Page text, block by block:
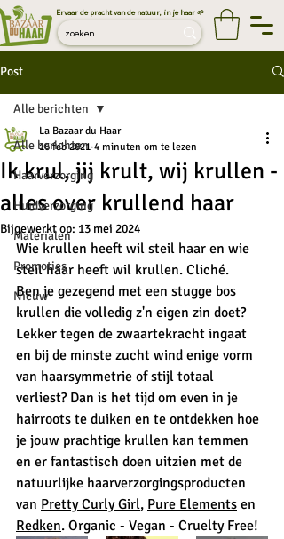
Ervaar de pracht van de natuur, in je haar 🌱
Post
Alle berichten
Haarverzorging
Huidverzorging
Materialen
Promoties
Nieuw
Alle berichten
Ik krul, jij krult, wij krullen -
alles over krullend haar
La Bazaar du Haar
16 feb 2021 4 minuten om te lezen
Bijgewerkt op: 13 mei 2024
Wie krullen heeft wil steil haar en wie
steil haar heeft wil krullen. Cliché.
Ben je gezegend met een stugge bos
krullen die volledig z'n eigen zin doet?
Lekker tegen de zwaartekracht ingaat
en bij de minste zucht wind enige vorm
van haarsymmetrie of stijl totaal
verliest? Dan is het tijd om even in je
hairroots te duiken en te ontdekken hoe
je jouw prachtige krullen kan temmen
en er fantastisch doen uitzien met de
natuurlijke haarverzorgingsproducten
van Pretty Curly Girl, Pure Elements en
Redken. Organic - Vegan - Cruelty Free!